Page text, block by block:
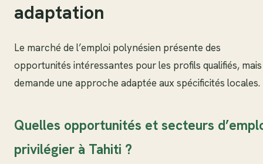
adaptation
Le marché de l’emploi polynésien présente des
opportunités intéressantes pour les profils qualifiés, mais
demande une approche adaptée aux spécificités locales.
Quelles opportunités et secteurs
privilégier à Tahiti ?